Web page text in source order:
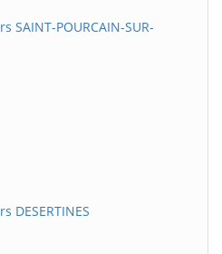
SAINT-POURCAIN-SUR-
DESERTINES